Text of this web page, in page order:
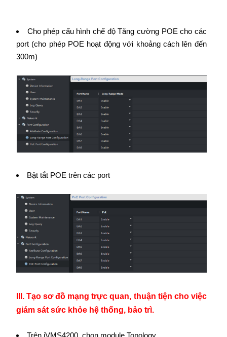
Cho phép cấu hình chế độ Tăng cường POE cho các
port (cho phép POE hoạt động với khoảng cách lên đến
300m)
Bật tắt POE trên các port
III. Tạo sơ đồ mạng trực quan, thuận tiện cho việc
giám sát sức khỏe hệ thống, bảo trì.
Trên iVMS4200, chọn module Topology